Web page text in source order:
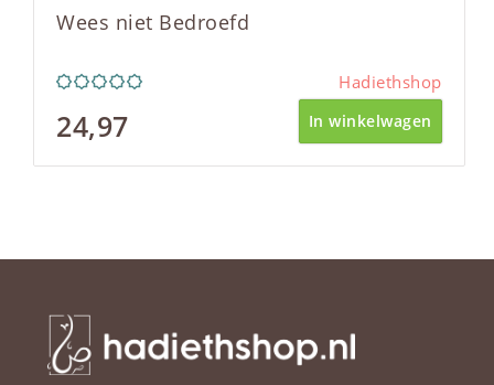
Wees niet Bedroefd
Hadiethshop
24,97 In winkelwagen